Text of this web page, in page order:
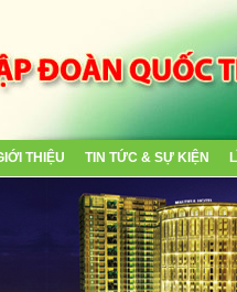
THIỆU TIN TỨC & SỰ KIỆN